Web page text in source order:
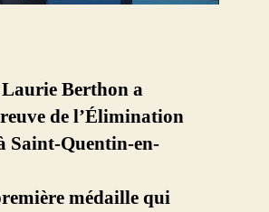
Laurie Berthon a
de l’Élimination
Saint-Quentin-en-
médaille qui